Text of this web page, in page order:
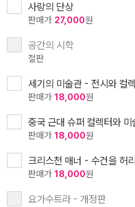
사랑의 단상
판매가 27,000원
공간의 시학
절판
세기의 미술관 - 전시와 컬
판매가 18,000원
중국 근대 슈퍼 컬렉터와 미
판매가 18,000원
크리스천 매너 - 수건을 허
판매가 18,000원
요가수트라 - 개정판